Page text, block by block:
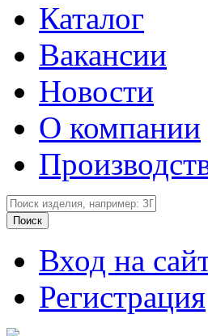
Каталог
Вакансии
Новости
О компании
Вход на
Регистрация